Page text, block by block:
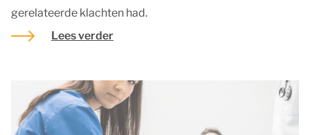
gerelateerde klachten had.
Lees verder